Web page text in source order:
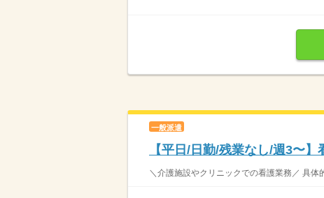
一般派遣
【平日/日勤/残業なし/週3〜
＼介護施設やクリニックでの看護業務／ 具